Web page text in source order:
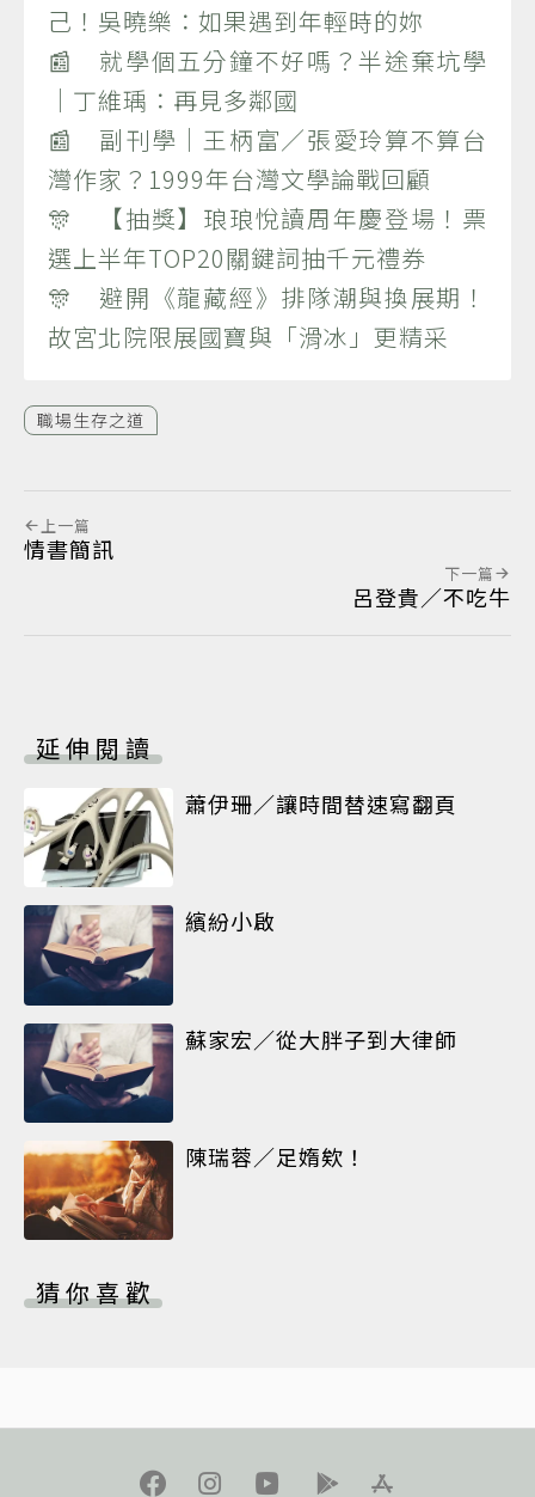
己！吳曉樂：如果遇到年輕時的妳
📰 就學個五分鐘不好嗎？半途棄坑學
｜丁維瑀：再見多鄰國
📰 副刊學｜王柄富／張愛玲算不算台
灣作家？1999年台灣文學論戰回顧
🎊 【抽獎】琅琅悅讀周年慶登場！票
選上半年TOP20關鍵詞抽千元禮券
🎊 避開《龍藏經》排隊潮與換展期！
故宮北院限展國寶與「滑冰」更精采
職場生存之道
上一篇
情書簡訊
下一篇
呂登貴／不吃牛
延伸閱讀
蕭伊珊／讓時間替速寫翻頁
繽紛小啟
蘇家宏／從大胖子到大律師
陳瑞蓉／足媠欸！
猜你喜歡